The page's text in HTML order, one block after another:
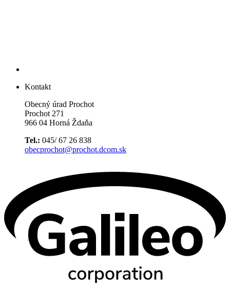
Kontakt
Obecný úrad Prochot
Prochot 271
966 04 Horná Ždaňa
Tel.: 045/ 67 26 838
obecprochot@prochot.dcom.sk